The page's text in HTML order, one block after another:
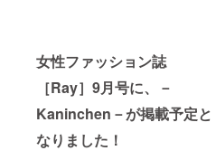
女性ファッション誌
［Ray］9月号に、－
Kaninchen－が掲載予定と
なりました！